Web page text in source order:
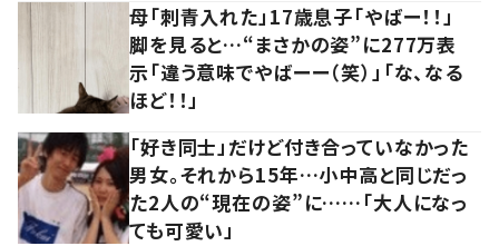
母「刺青入れた」17歳息子「やばー！！」
脚を見ると…“まさかの姿”に277万表
示「違う意味でやばーー（笑）」「な、なる
ほど！！」
「好き同士」だけど付き合っていなかった
男女。それから15年…小中高と同じだっ
た2人の“現在の姿”に……「大人になっ
ても可愛い」